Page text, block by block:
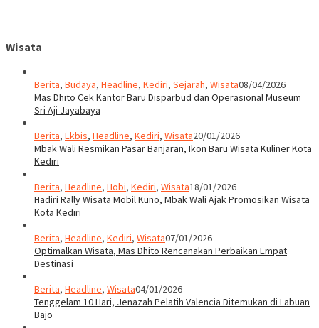
Wisata
Berita, Budaya, Headline, Kediri, Sejarah, Wisata08/04/2026
Mas Dhito Cek Kantor Baru Disparbud dan Operasional Museum
Sri Aji Jayabaya
Berita, Ekbis, Headline, Kediri, Wisata20/01/2026
Mbak Wali Resmikan Pasar Banjaran, Ikon Baru Wisata Kuliner Kota
Kediri
Berita, Headline, Hobi, Kediri, Wisata18/01/2026
Hadiri Rally Wisata Mobil Kuno, Mbak Wali Ajak Promosikan Wisata
Kota Kediri
Berita, Headline, Kediri, Wisata07/01/2026
Optimalkan Wisata, Mas Dhito Rencanakan Perbaikan Empat
Destinasi
Berita, Headline, Wisata04/01/2026
Tenggelam 10 Hari, Jenazah Pelatih Valencia Ditemukan di Labuan
Bajo